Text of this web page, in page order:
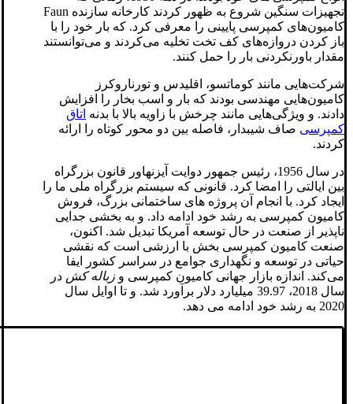
تجهیزات سنگین شروع به ظهور کردند کارخانه سازنده Faun
کامیون‌های کمپرسی پایینی را معرفی کرد. که بار خود را با
باز کردن دروازه‌های کف تخت تخلیه می‌کردند و می‌توانستند
مقدار باورنکردنی بار را حمل کنند.
شرکت‌هایی مانند کوماتسو، اقلیدس و تورناروکرز
کامیون‌هایی مهندسی بودند که بار و اسب بخار را افزایش
دادند. و ویژگی‌هایی مانند چرخش با زاویه بالا با بدنه اتاق
کمپرسی صاف شیبدار، فاصله بین دو محور کوتاه را ارائه
کردند.
در سال 1956، رئیس جمهور دوایت آیزنهاور قانون بزرگراه
بین ایالتی را امضا کرد. قانونی که سیستم بزرگراه ملی ما را
ایجاد کرد. با انجام آن پروژه های ساختمانی بزرگ، فروش
کامیون کمپرسی به رشد خود ادامه داد. و به بخشی جدایی
ناپذیر از صنعت در حال توسعه آمریکا تبدیل شد. اکنون،
صنعت کامیون کمپرسی بخش با ارزشی است که نقشی
حیاتی در توسعه و نگهداری جوامع در سراسر کشور ایفا
می‌کند. اندازه بازار جهانی کامیون کمپرسی و زباله کش در
سال 2018، 39.97 میلیارد دلار برآورد شد. و تا اوایل سال
2020 به رشد خود ادامه می دهد.